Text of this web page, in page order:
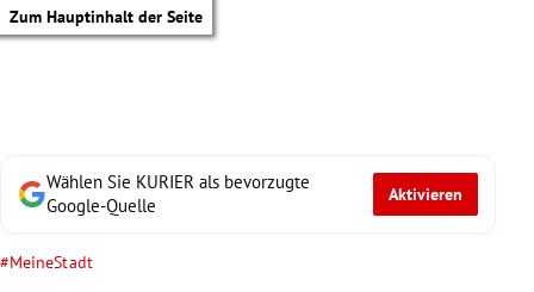
Zum Hauptinhalt der Seite
Wählen Sie KURIER als bevorzugte
Google-Quelle
Aktivieren
#MeineStadt